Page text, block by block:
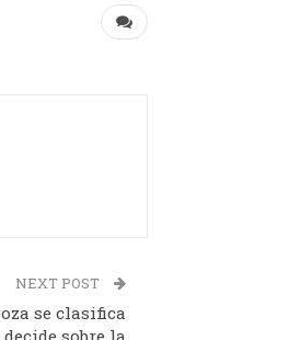
NEXT POST
se clasifica